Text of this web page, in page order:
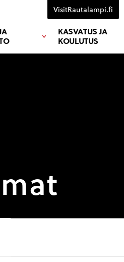
KASVATUS JA
KOULUTUS
VisitRautalampi.fi